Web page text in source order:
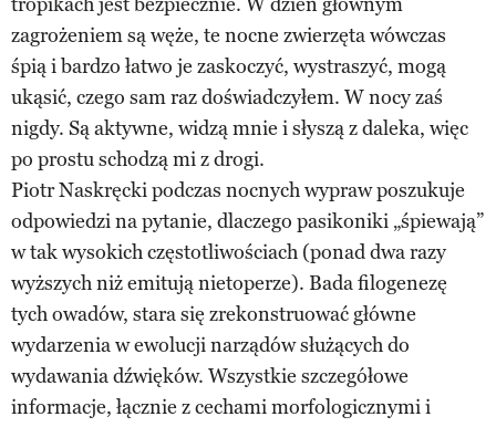
zagrożeniem są węże, te nocne zwierzęta wówczas
śpią i bardzo łatwo je zaskoczyć, wystraszyć, mogą
ukąsić, czego sam raz doświadczyłem. W nocy zaś
nigdy. Są aktywne, widzą mnie i słyszą z daleka, więc
po prostu schodzą mi z drogi.
Piotr Naskręcki podczas nocnych wypraw poszukuje
odpowiedzi na pytanie, dlaczego pasikoniki „śpiewają”
w tak wysokich częstotliwościach (ponad dwa razy
wyższych niż emitują nietoperze). Bada filogenezę
tych owadów, stara się zrekonstruować główne
wydarzenia w ewolucji narządów służących do
wydawania dźwięków. Wszystkie szczegółowe
informacje, łącznie z cechami morfologicznymi i